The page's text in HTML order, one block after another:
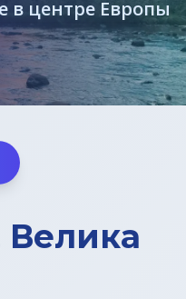
в центре Европы